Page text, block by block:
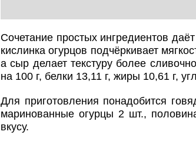
Сочетание простых ингредиентов
кислинка огурцов подчёркивает
а сыр делает текстуру более
на 100 г, белки 13,11 г, жиры 10,61 г,
Для приготовления понадобится
маринованные огурцы 2 шт.,
вкусу.